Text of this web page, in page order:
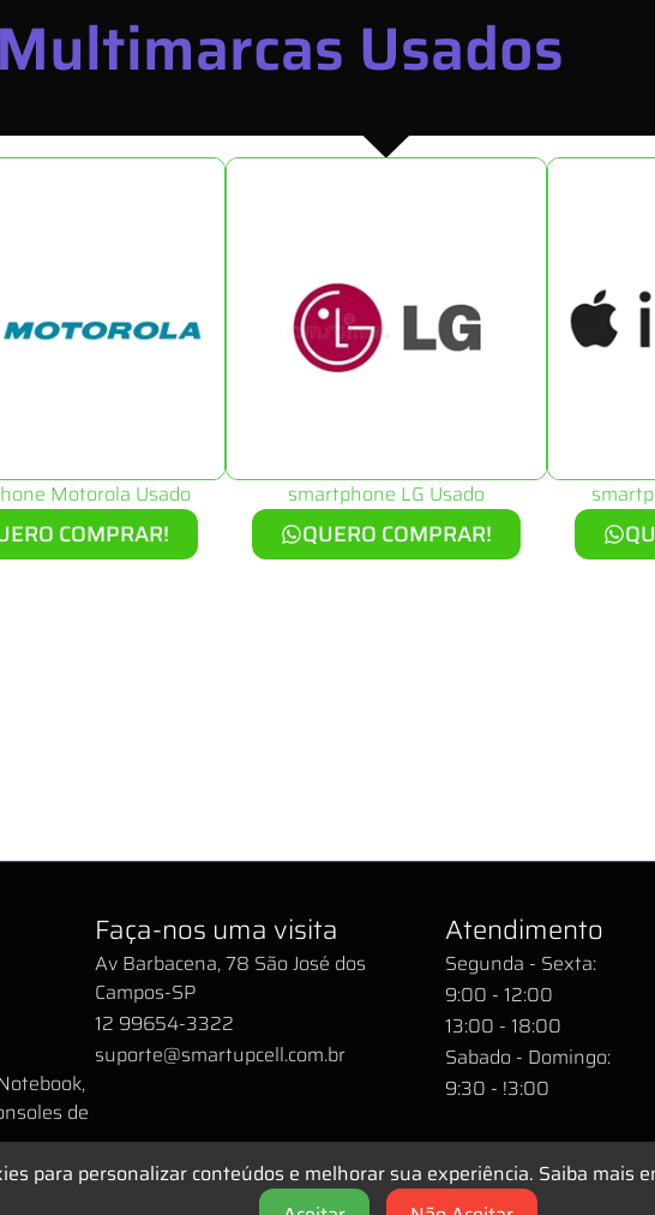
Usados
Motorola Usado
COMPRAR!
smartphone LG Usado
QUERO COMPRAR!
de
Faça-nos uma visita
Av Barbacena, 78 São José dos
Campos-SP
12 99654-3322
suporte@smartupcell.com.br
Atendimento
Segunda - Sexta:
9:00 - 12:00
13:00 - 18:00
Sabado - Domingo:
9:30 - !3:00
Smartup Cell Assistência Técnica Especializada © 2025 | Todos os
para personalizar conteúdos e melhorar sua experiência. Saiba mais